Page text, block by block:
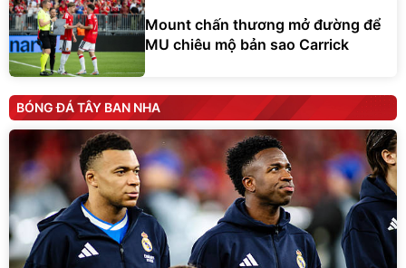
Mount chấn thương mở đường để
MU chiêu mộ bản sao Carrick
BÓNG ĐÁ TÂY BAN NHA